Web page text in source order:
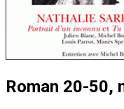
Roman 20-50,